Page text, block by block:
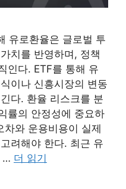
유로환율은 글로벌 투
치를 반영하며, 정책
인다. ETF를 통해 유
이나 신흥시장의 변동
다. 환율 리스크를 분
률의 안정성에 중요하
와 운용비용이 실제
려해야 한다. 최근 유
… 더 읽기